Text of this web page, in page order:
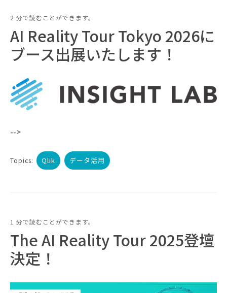
2 分で読むことができます。
AI Reality Tour Tokyo 2026に
ブース出展いたします！
-->
Topics: Qlik データ活用
1 分で読むことができます。
The AI Reality Tour 2025登壇
決定！